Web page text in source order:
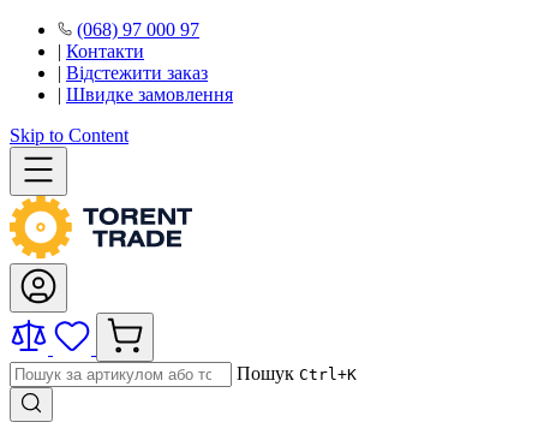
(068) 97 000 97
| Контакти
| Відстежити заказ
| Швидке замовлення
Skip to Content
Пошук Ctrl+K